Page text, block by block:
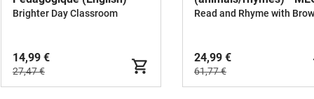
Brighter Day Classroom
14,99 €
27,47 €
BUNDLE
24,99 €
61,77 €